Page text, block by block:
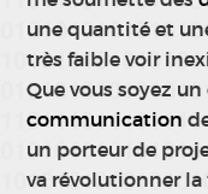
une quantité et
très faible voir
Que vous soyez
communication
un porteur de
va révolutionner la